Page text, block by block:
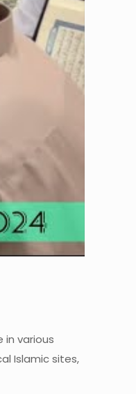
in various
Islamic sites,